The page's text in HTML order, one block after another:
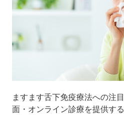
ますます舌下免疫療法への注
面・オンライン診療を提供す